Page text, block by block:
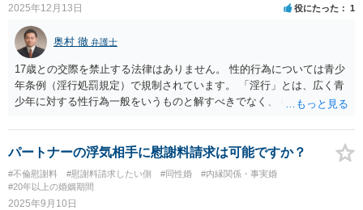
2025年12月13日 役にたった 1
奥村 徹 弁護士
17歳との交際を禁止する法律はありません。 性的行為については青少
年条例（淫行処罰規定）で規制されています。 「淫行」とは、広く青
少年に対する性行為一般をいうものと解すべきでなく、 ①青少年を誘
当な手段により行う性交又は性交類似行為のほか ②青少年を単に自己
の性的欲望を満足させるための対象として扱つているとしか認められ
る。（最大判S60.10.23） という判例があるので、同性間のわいせつ
行為にも適用されると考えられます
パートナーの浮気相手に慰謝料請求は可能ですか？
#不倫慰謝料 #慰謝料請求したい側 #同性婚
#内縁関係・事実婚
#20年以上の婚姻期間
2025年9月10日